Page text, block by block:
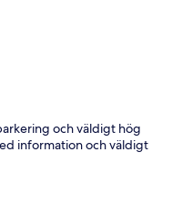
och väldigt hög
information och väldigt